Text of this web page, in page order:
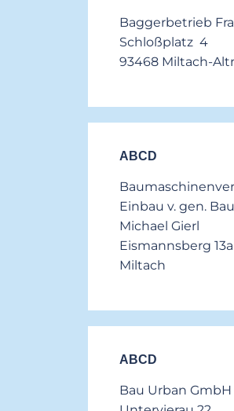
Baggerbetrieb
93468 Miltach-
ABCD
Einbau v. gen.
Michael Gierl
Miltach
ABCD
Bau Urban GmbH